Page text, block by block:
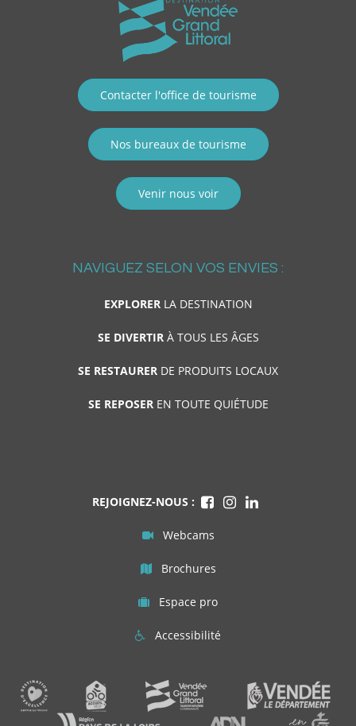
Contacter l'office de tourisme
Nos bureaux de tourisme
Venir nous voir
NAVIGUEZ SELON VOS ENVIES :
EXPLORERLA DESTINATION
SE DIVERTIRÀ TOUS LES ÂGES
SE RESTAURER DE PRODUITS LOCAUX
SE REPOSEREN TOUTE QUIÉTUDE
REJOIGNEZ-NOUS :
Webcams
Brochures
Espace pro
Accessibilité